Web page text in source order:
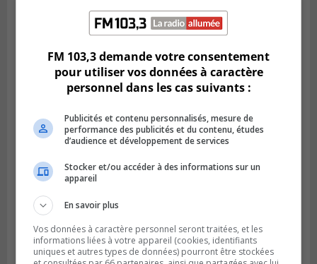
LONGUEUIL
Publié le 6 août 2026 à 05h11
vers la victoire à Laval
FM 103,3 demande votre consentement
pour utiliser vos données à caractère
personnel dans les cas suivants :
Publicités et contenu personnalisés, mesure de
performance des publicités et du contenu, études
d’audience et développement de services
Stocker et/ou accéder à des informations sur un
appareil
En savoir plus
Vos données à caractère personnel seront traitées, et les
informations liées à votre appareil (cookies, identifiants
uniques et autres types de données) pourront être stockées